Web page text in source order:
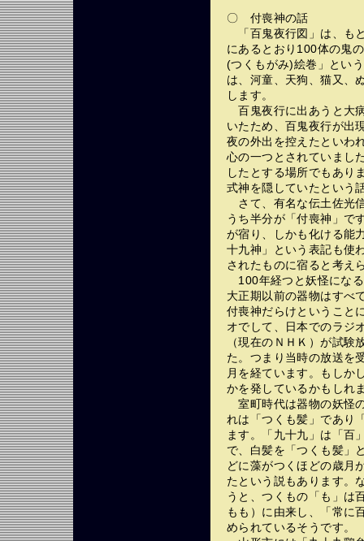
〇 付喪神の話
「百鬼夜行図」は、も
にあるとおり100体の鬼
(つくもがみ)絵巻」とい
は、河童、天狗、猫又、
します。
百鬼夜行に出あうと大
いたため、百鬼夜行が出
夜の外出を控えたといわ
心の一つとされていまし
したとする場所でもあり
式神を隠していたという
さて、有名な伝土佐光
うち半分が「付喪神」で
が宿り、しかも化ける能
十九神」という表記も使
されたものに宿ると考え
100年経つと妖怪にな
大正期以前の器物はすべ
付喪神だらけということ
オでして、日本でのラジ
（現在のＮＨＫ）が試
た。つまり当時の放送を
月を経ています。もしか
かを発しているかもしれ
室町時代は器物の妖怪
れは「つくも髪」であり
ます。「九十九」は「百
で、白髪を「つくも髪」
どに藻がつくほどの歳月
たという説もあります。
うと、つくもの「も」は
もも）に由来し、「常に
められているそうです。